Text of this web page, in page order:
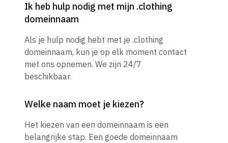
Ik heb hulp nodig met mijn .clothing
domeinnaam
Als je hulp nodig hebt met je .clothing
domeinnaam, kun je op elk moment contact
met ons opnemen. We zijn 24/7
beschikbaar.
Welke naam moet je kiezen?
Het kiezen van een domeinnaam is een
belangrijke stap. Een goede domeinnaam